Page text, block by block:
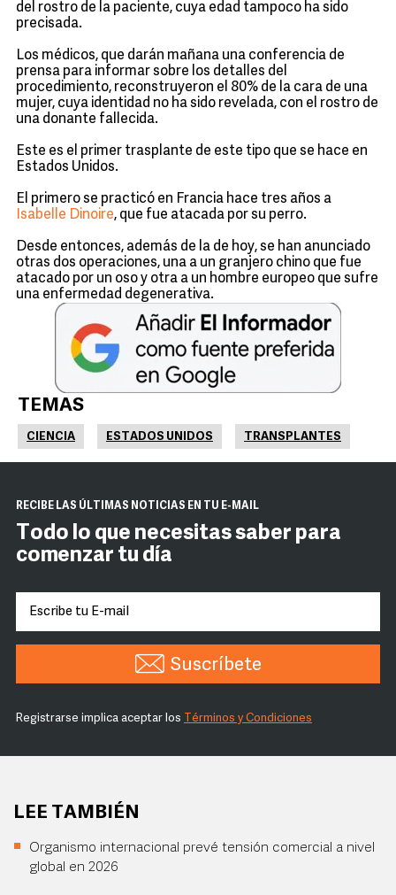
del rostro de la paciente, cuya edad tampoco ha sido
precisada.
Los médicos, que darán mañana una conferencia de
prensa para informar sobre los detalles del
procedimiento, reconstruyeron el 80% de la cara de una
mujer, cuya identidad no ha sido revelada, con el rostro de
una donante fallecida.
Este es el primer trasplante de este tipo que se hace en
Estados Unidos.
El primero se practicó en Francia hace tres años a
Isabelle Dinoire, que fue atacada por su perro.
Desde entonces, además de la de hoy, se han anunciado
otras dos operaciones, una a un granjero chino que fue
atacado por un oso y otra a un hombre europeo que sufre
una enfermedad degenerativa.
TEMAS
CIENCIA ESTADOS UNIDOS TRANSPLANTES
RECIBE LAS ÚLTIMAS NOTICIAS EN TU E-MAIL
Todo lo que necesitas saber para
comenzar tu día
Suscríbete
Registrarse implica aceptar los Términos y Condiciones
LEE TAMBIÉN
Organismo internacional prevé tensión comercial a nivel
global en 2026